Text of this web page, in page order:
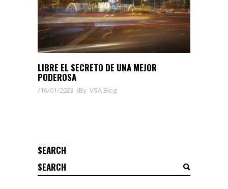
LIBRE EL SECRETO DE UNA MEJOR
PODEROSA
16/01/2023 By VSA Blog
SEARCH
Search
for: